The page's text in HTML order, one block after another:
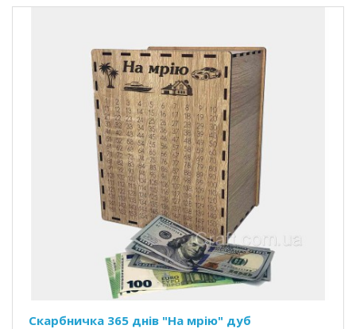
Скарбничка 365 днів "На мрію" дуб